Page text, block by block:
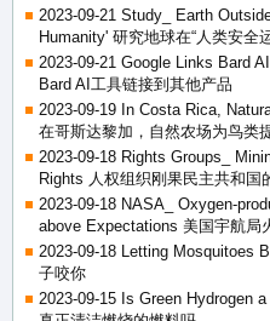
2023-09-21 Study_ Earth
Humanity' 研究地球在“人类安全
2023-09-21 Google Links Bard
Bard AI工具链接到其他产品
2023-09-19 In Costa Rica,
在哥斯达黎加，自然农场为鸟类
2023-09-18 Rights Groups_
Rights 人权组织刚果民主共和国
2023-09-18 NASA_ Oxygen-
above Expectations 美国宇航局
2023-09-18 Letting Mosquitoes
子咬你
2023-09-15 Is Green Hydrogen